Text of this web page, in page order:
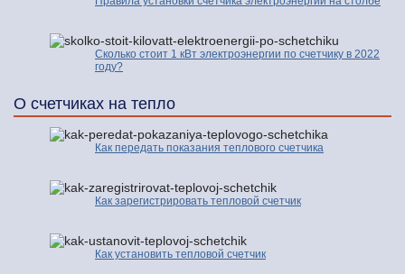
Сколько стоит 1 кВт электроэнергии по счетчику в 2022
году?
О счетчиках на тепло
Как передать показания теплового счетчика
Как зарегистрировать тепловой счетчик
Как установить тепловой счетчик